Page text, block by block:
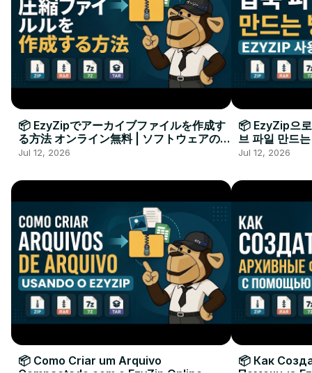
📦 EzyZipでアーカイブファイルを作成す
る方法 オンライン無料 | ソフトウェアのイ
ンストール不要
Jul 12, 2026
📦 EzyZip으
브 파일 만드
요
Jul 12, 2026
📦 Como Criar um Arquivo
📦 Как